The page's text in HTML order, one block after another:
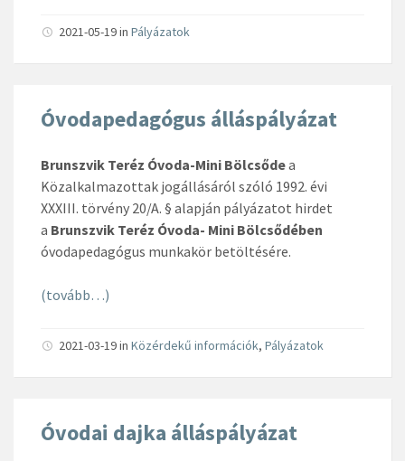
2021-05-19in Pályázatok
Óvodapedagógus álláspályázat
Brunszvik Teréz Óvoda-Mini Bölcsődea
Közalkalmazottak jogállásáról szóló 1992. évi
XXXIII. törvény 20/A. § alapján pályázatot hirdet
a Brunszvik Teréz Óvoda- Mini Bölcsődében
óvodapedagógus munkakör betöltésére.
(tovább…)
2021-03-19in Közérdekű információk, Pályázatok
Óvodai dajka álláspályázat